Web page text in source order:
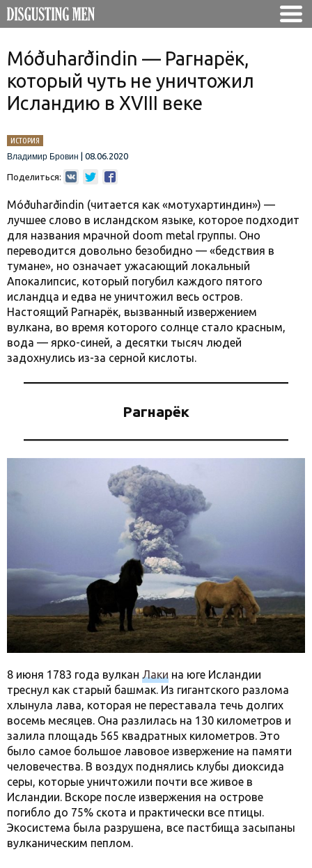
Móðuharðindin — Рагнарёк,
который чуть не уничтожил
Исландию в XVIII веке
ИСТОРИЯ
Владимир Бровин
08.06.2020
Поделиться:
Móðuharðindin (читается как «мотухартиндин») —
лучшее слово в исландском языке, которое подходит
для названия мрачной doom metal группы. Оно
переводится довольно безобидно — «бедствия в
тумане», но означает ужасающий локальный
Апокалипсис, который погубил каждого пятого
исландца и едва не уничтожил весь остров.
Настоящий Рагнарёк, вызванный извержением
вулкана, во время которого солнце стало красным,
вода — ярко-синей, а десятки тысяч людей
задохнулись из-за серной кислоты.
Рагнарёк
8 июня 1783 года вулкан Лаки на юге Исландии
треснул как старый башмак. Из гигантского разлома
хлынула лава, которая не переставала течь долгих
восемь месяцев. Она разлилась на 130 километров и
залила площадь 565 квадратных километров. Это
было самое большое лавовое извержение на памяти
человечества. В воздух поднялись клубы диоксида
серы, которые уничтожили почти все живое в
Исландии. Вскоре после извержения на острове
погибло до 75% скота и практически все птицы.
Экосистема была разрушена, все пастбища засыпаны
вулканическим пеплом.